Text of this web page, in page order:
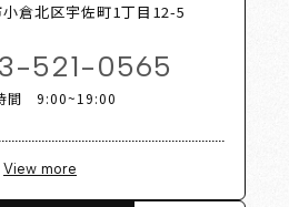
倉北区宇佐町1丁目12-5
521-0565
間 9:00~19:00
View more